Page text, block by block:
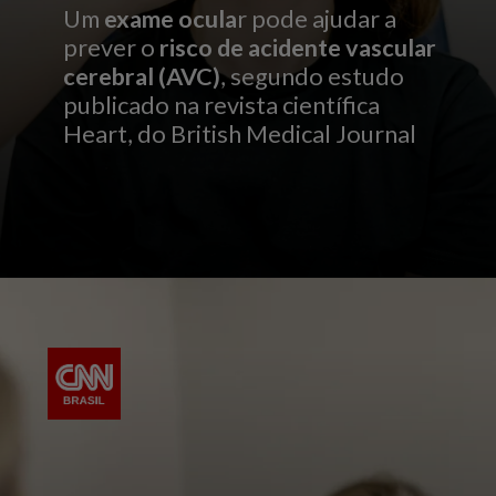
Um exame ocular pode ajudar a
prever o risco de acidente vascular
cerebral (AVC), segundo estudo
publicado na revista científica
Heart, do British Medical Journal